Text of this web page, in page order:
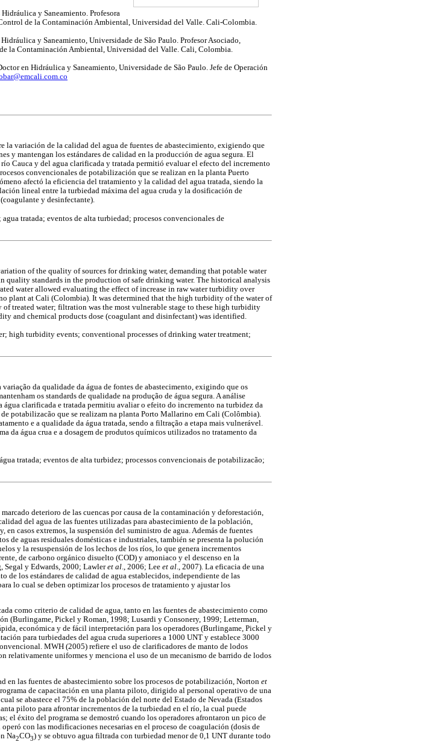
y Saneamiento. Profesora
de la Contaminación Ambiental, Universidad del Valle. Cali-Colombia.
y Saneamiento, Universidade de São Paulo. Profesor Asociado,
la Contaminación Ambiental, Universidad del Valle. Cali, Colombia.
en Hidráulica y Saneamiento, Universidade de São Paulo. Jefe de Operación
la variación de la calidad del agua de fuentes de abastecimiento, exigiendo que
y mantengan los estándares de calidad en la producción de agua segura. El
Cauca y del agua clarificada y tratada permitió evaluar el efecto del incremento
convencionales de potabilización que se realizan en la planta Puerto
afectó la eficiencia del tratamiento y la calidad del agua tratada, siendo la
lineal entre la turbiedad máxima del agua cruda y la dosificación de
y desinfectante).
tratada; eventos de alta turbiedad; procesos convencionales de
of the quality of sources for drinking water, demanding that potable water
quality standards in the production of safe drinking water. The historical analysis
water allowed evaluating the effect of increase in raw water turbidity over
plant at Cali (Colombia). It was determined that the high turbidity of the water of
treated water; filtration was the most vulnerable stage to these high turbidity
and chemical products dose (coagulant and disinfectant) was identified.
high turbidity events; conventional processes of drinking water treatment;
da qualidade da água de fontes de abastecimento, exigindo que os
os standards de qualidade na produção de água segura. A análise
clarificada e tratada permitiu avaliar o efeito do incremento na turbidez da
potabilizacão que se realizam na planta Porto Mallarino em Cali (Colômbia).
e a qualidade da água tratada, sendo a filtração a etapa mais vulnerável.
da água crua e a dosagem de produtos químicos utilizados no tratamento da
tratada; eventos de alta turbidez; processos convencionais de potabilizacão;
deterioro de las cuencas por causa de la contaminación y deforestación,
del agua de las fuentes utilizadas para abastecimiento de la población,
casos extremos, la suspensión del suministro de agua. Además de fuentes
de aguas residuales domésticas e industriales, también se presenta la polución
y la resuspensión de los lechos de los ríos, lo que genera incrementos
de carbono orgánico disuelto (COD) y amoniaco y el descenso en la
Segal y Edwards, 2000; Lawleret al ., 2006; Lee et al ., 2007). La eficacia de una
los estándares de calidad de agua establecidos, independiente de las
lo cual se deben optimizar los procesos de tratamiento y ajustar los
como criterio de calidad de agua, tanto en las fuentes de abastecimiento como
(Burlingame, Pickel y Roman, 1998; Lusardi y Consonery, 1999; Letterman,
económica y de fácil interpretación para los operadores (Burlingame, Pickel y
para turbiedades del agua cruda superiores a 1000 UNT y establece 3000
MWH (2005) refiere el uso de clarificadores de manto de lodos
relativamente uniformes y menciona el uso de un mecanismo de barrido de lodos
en las fuentes de abastecimiento sobre los procesos de potabilización, Norton et
de capacitación en una planta piloto, dirigido al personal operativo de una
se abastece el 75% de la población del norte del Estado de Nevada (Estados
piloto para afrontar incrementos de la turbiedad en el río, la cual puede
el éxito del programa se demostró cuando los operadores afrontaron un pico de
con las modificaciones necesarias en el proceso de coagulación (dosis de
Na2CO3) y se obtuvo agua filtrada con turbiedad menor de 0,1 UNT durante todo